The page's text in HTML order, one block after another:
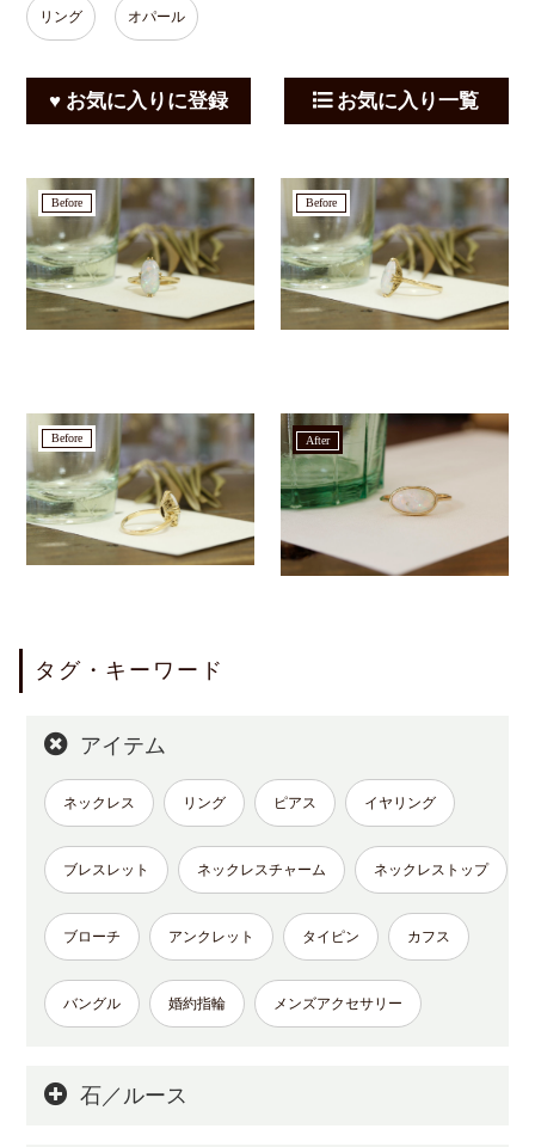
リング オパール
♥ お気に入りに登録 お気に入り一覧
before before
before after
タグ・キーワード
アイテム
ネックレス リング ピアス イヤリング
ブレスレット ネックレスチャーム ネックレストップ
ブローチ アンクレット タイピン カフス
バングル 婚約指輪 メンズアクセサリー
石／ルース